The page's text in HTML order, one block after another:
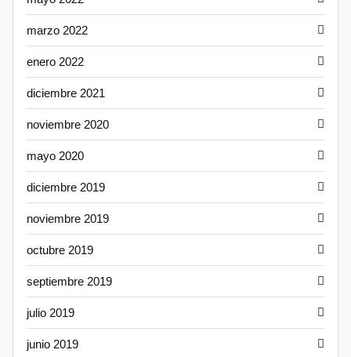
marzo 2022
enero 2022
diciembre 2021
noviembre 2020
mayo 2020
diciembre 2019
noviembre 2019
octubre 2019
septiembre 2019
julio 2019
junio 2019